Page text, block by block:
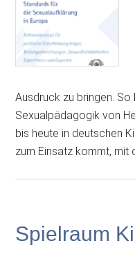
Ausdruck zu bringen.
Sexualpädagogik von
bis heute in deutschen
zum Einsatz kommt, mit
Spielraum